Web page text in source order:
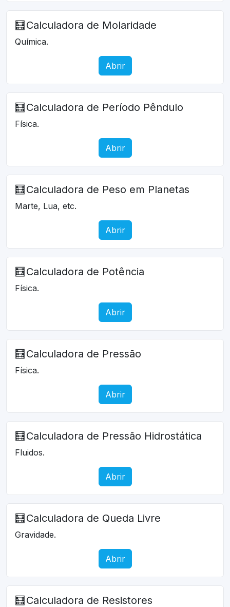
🧮 Calculadora de Molaridade
Química.
Abrir
🧮 Calculadora de Período Pêndulo
Física.
Abrir
🧮 Calculadora de Peso em Planetas
Marte, Lua, etc.
Abrir
🧮 Calculadora de Potência
Física.
Abrir
🧮 Calculadora de Pressão
Física.
Abrir
🧮 Calculadora de Pressão Hidrostática
Fluidos.
Abrir
🧮 Calculadora de Queda Livre
Gravidade.
Abrir
🧮 Calculadora de Resistores